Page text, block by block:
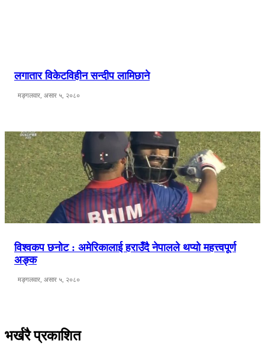
लगातार विकेटविहीन सन्दीप लामिछाने
मङ्गलवार, असार ५, २०८०
विश्वकप छनोट : अमेरिकालाई हराउँदै नेपालले थप्यो महत्त्वपूर्ण
अङ्क
मङ्गलवार, असार ५, २०८०
भर्खरै प्रकाशित